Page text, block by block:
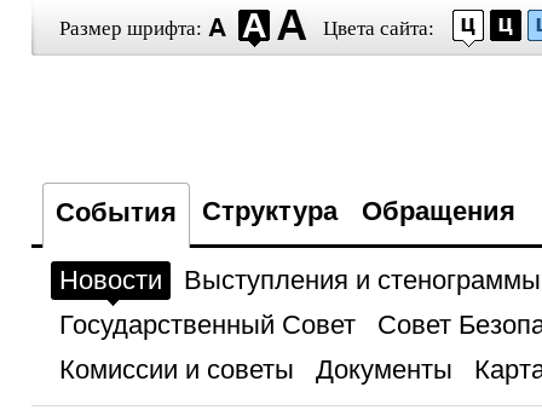
Размер шрифта: Цвета сайта:
События Структура Обращения
Новости
Выступления и стенограммы
Государственный Совет
Совет
Комиссии и советы
Документы